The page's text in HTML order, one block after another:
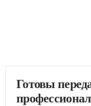
Готовы